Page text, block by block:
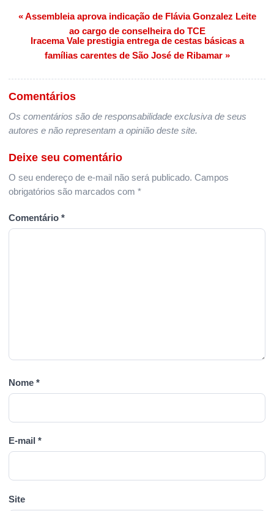
Navegação de Post
« Assembleia aprova indicação de Flávia Gonzalez Leite
ao cargo de conselheira do TCE
Iracema Vale prestigia entrega de cestas básicas a
famílias carentes de São José de Ribamar »
Comentários
Os comentários são de responsabilidade exclusiva de seus
autores e não representam a opinião deste site.
Deixe seu comentário
O seu endereço de e-mail não será publicado. Campos
obrigatórios são marcados com *
Comentário *
Nome *
E-mail *
Site